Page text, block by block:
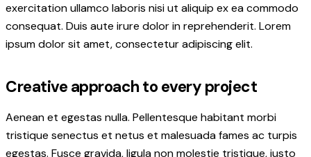
exercitation ullamco laboris nisi ut aliquip ex ea commodo
consequat. Duis aute irure dolor in reprehenderit. Lorem
ipsum dolor sit amet, consectetur adipiscing elit.
Creative approach to every project
Aenean et egestas nulla. Pellentesque habitant morbi
tristique senectus et netus et malesuada fames ac turpis
egestas. Fusce gravida, ligula non molestie tristique, justo